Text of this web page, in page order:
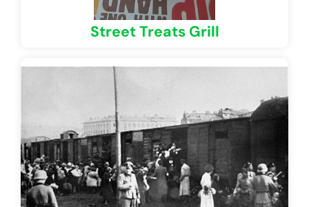
Street Treats Grill